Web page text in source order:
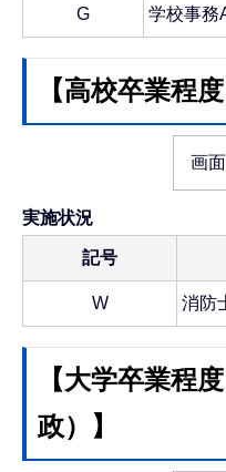
G 学校事務
【高校卒業程
画
実施状況
記号
W 消防
【大学卒業程
政）】